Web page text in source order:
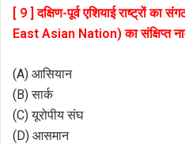
[ 9 ] दक्षिण-पूर्व एशियाई राष्ट्रों
East Asian Nation) का संक्षिप्त
(A) आसियान
(B) सार्क
(C) यूरोपीय संघ
(D) आसमान